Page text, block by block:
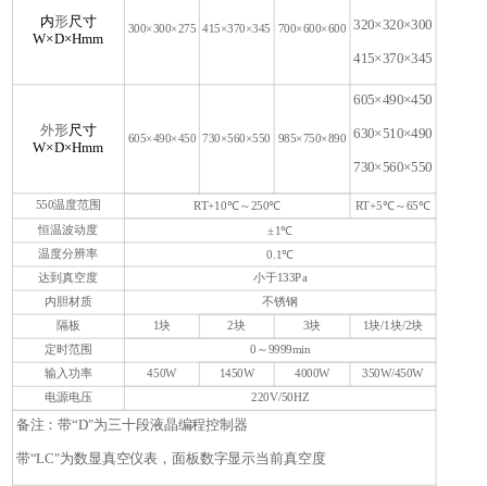
内形尺寸
W×D×Hmm
300×300×275 415×370×345 700×600×600 320×320×300
415×370×345
外形尺寸
W×D×Hmm
605×490×450 730×560×550 985×750×890
605×490×450
630×510×490
730×560×550
550温度范围 RT+10℃～250℃
RT+5℃～65℃
恒温波动度
±1℃
温度分辨率
0.1℃
达到真空度
小于133Pa
内胆材质
不锈钢
隔板
1块 2块 3块 1块/1块/2块
定时范围
0～9999min
输入功率
450W 1450W 4000W
350W/450W
电源电压
220V/50HZ
备注：带“D"为三十段液晶编程控制器
带“LC"为数显真空仪表，面板数字显示当前真空度